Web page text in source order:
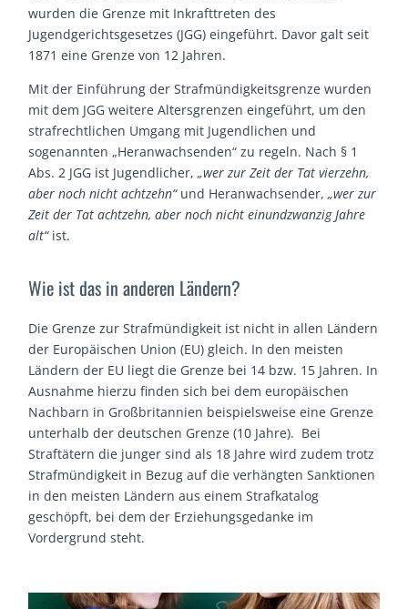
wurden die Grenze mit Inkrafttreten des
Jugendgerichtsgesetzes (JGG) eingeführt. Davor galt seit
1871 eine Grenze von 12 Jahren.
Mit der Einführung der Strafmündigkeitsgrenze wurden
mit dem JGG weitere Altersgrenzen eingeführt, um den
strafrechtlichen Umgang mit Jugendlichen und
sogenannten „Heranwachsenden“ zu regeln. Nach § 1
Abs. 2 JGG ist Jugendlicher,„wer zur Zeit der Tat vierzehn,
aber noch nicht achtzehn“und Heranwachsender,„wer zur
Zeit der Tat achtzehn, aber noch nicht einundzwanzig Jahre
alt“ist.
Wie ist das in anderen Ländern?
Die Grenze zur Strafmündigkeit ist nicht in allen Ländern
der Europäischen Union (EU) gleich. In den meisten
Ländern der EU liegt die Grenze bei 14 bzw. 15 Jahren. In
Ausnahme hierzu finden sich bei dem europäischen
Nachbarn in Großbritannien beispielsweise eine Grenze
unterhalb der deutschen Grenze (10 Jahre). Bei
Straftätern die junger sind als 18 Jahre wird zudem trotz
Strafmündigkeit in Bezug auf die verhängten Sanktionen
in den meisten Ländern aus einem Strafkatalog
geschöpft, bei dem der Erziehungsgedanke im
Vordergrund steht.